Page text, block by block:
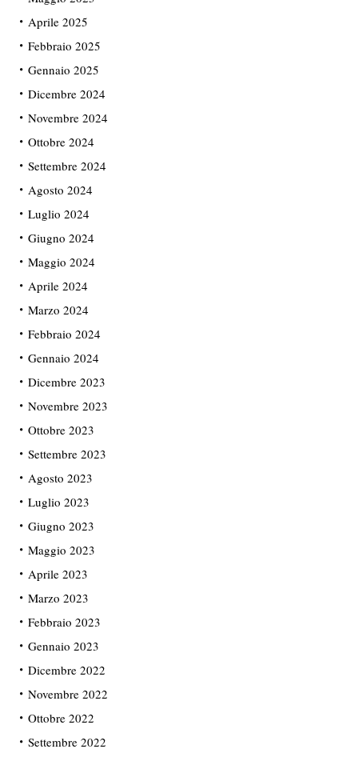
Aprile 2025
Febbraio 2025
Gennaio 2025
Dicembre 2024
Novembre 2024
Ottobre 2024
Settembre 2024
Agosto 2024
Luglio 2024
Giugno 2024
Maggio 2024
Aprile 2024
Marzo 2024
Febbraio 2024
Gennaio 2024
Dicembre 2023
Novembre 2023
Ottobre 2023
Settembre 2023
Agosto 2023
Luglio 2023
Giugno 2023
Maggio 2023
Aprile 2023
Marzo 2023
Febbraio 2023
Gennaio 2023
Dicembre 2022
Novembre 2022
Ottobre 2022
Settembre 2022